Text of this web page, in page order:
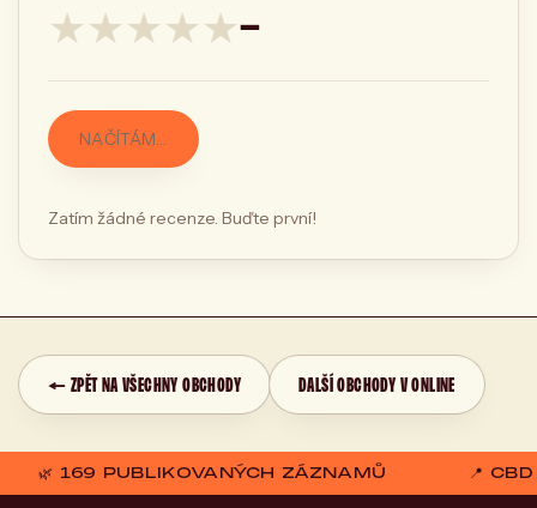
★★★★★—
NAČÍTÁM…
Zatím žádné recenze. Buďte první!
← ZPĚT NA VŠECHNY OBCHODY DALŠÍ OBCHODY V ONLINE
🌿 169 PUBLIKOVANÝCH ZÁZNAMŮ 📍